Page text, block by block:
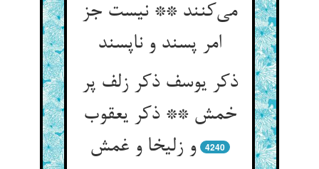
می‌کنند ** نیست جز
امر پسند و ناپسند
ذکر یوسف ذکر زلف پر
خمش ** ذکر یعقوب
و زلیخا و غمش
4240